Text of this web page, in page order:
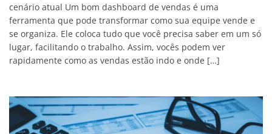
cenário atual Um bom dashboard de vendas é uma
ferramenta que pode transformar como sua equipe vende e
se organiza. Ele coloca tudo que você precisa saber em um só
lugar, facilitando o trabalho. Assim, vocês podem ver
rapidamente como as vendas estão indo e onde […]